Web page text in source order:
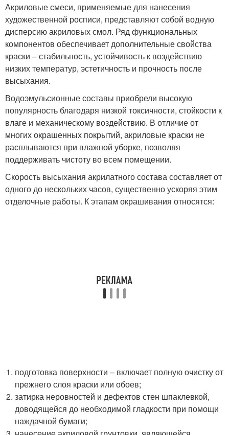
Акриловые смеси, применяемые для нанесения
художественной росписи, представляют собой водную
дисперсию акриловых смол. Ряд функциональных
компонентов обеспечивает дополнительные свойства
краски – стабильность, устойчивость к воздействию
низких температур, эстетичность и прочность после
высыхания.
Водоэмульсионные составы приобрели высокую
популярность благодаря низкой токсичности, стойкости к
влаге и механическому воздействию. В отличие от
многих окрашенных покрытий, акриловые краски не
расплываются при влажной уборке, позволяя
поддерживать чистоту во всем помещении.
Скорость высыхания акрилатного состава составляет от
одного до нескольких часов, существенно ускоряя этим
отделочные работы. К этапам окрашивания относятся:
подготовка поверхности – включает полную очистку от
прежнего слоя краски или обоев;
затирка неровностей и дефектов стен шпаклевкой,
доводящейся до необходимой гладкости при помощи
наждачной бумаги;